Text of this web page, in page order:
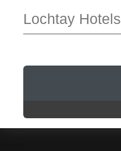
Lochtay Hotels